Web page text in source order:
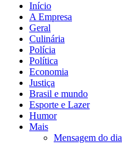
Início
A Empresa
Geral
Culinária
Polícia
Política
Economia
Justiça
Brasil e mundo
Esporte e Lazer
Humor
Mais
Mensagem do dia